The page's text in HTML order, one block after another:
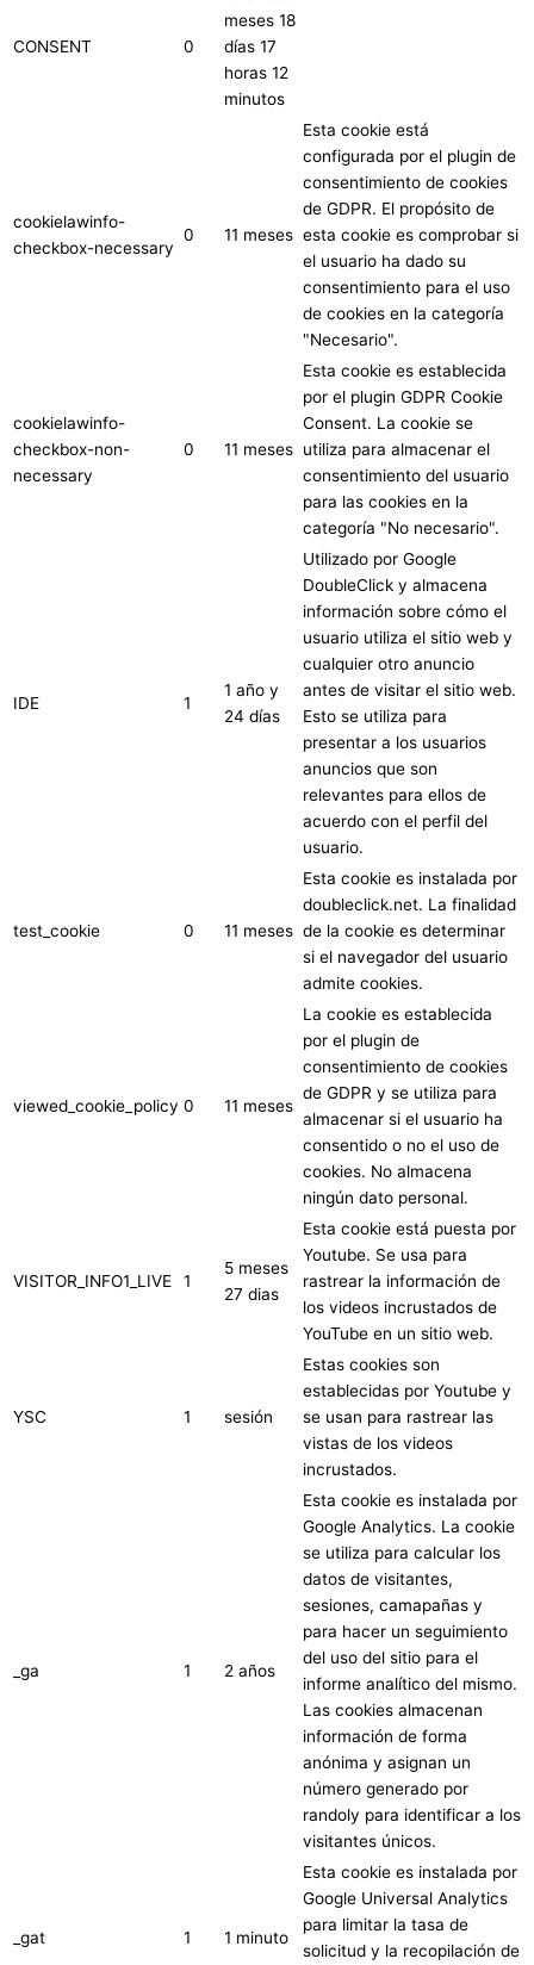
CONSENT 0
meses 18
días 17
horas 12
minutos
cookielawinfo-
checkbox-necessary
0 11 meses
Esta cookie está
configurada por el plugin de
consentimiento de cookies
de GDPR. El propósito de
esta cookie es comprobar si
el usuario ha dado su
consentimiento para el uso
de cookies en la categoría
"Necesario".
cookielawinfo-
checkbox-non-
necessary
0 11 meses
Esta cookie es establecida
por el plugin GDPR Cookie
Consent. La cookie se
utiliza para almacenar el
consentimiento del usuario
para las cookies en la
categoría "No necesario".
IDE 1
1 año y
24 días
Utilizado por Google
DoubleClick y almacena
información sobre cómo el
usuario utiliza el sitio web y
cualquier otro anuncio
antes de visitar el sitio web.
Esto se utiliza para
presentar a los usuarios
anuncios que son
relevantes para ellos de
acuerdo con el perfil del
usuario.
test_cookie 0 11 meses
Esta cookie es instalada por
doubleclick.net. La finalidad
de la cookie es determinar
si el navegador del usuario
admite cookies.
viewed_cookie_policy 0 11 meses
La cookie es establecida
por el plugin de
consentimiento de cookies
de GDPR y se utiliza para
almacenar si el usuario ha
consentido o no el uso de
cookies. No almacena
ningún dato personal.
VISITOR_INFO1_LIVE 1
5 meses
27 dias
Esta cookie está puesta por
Youtube. Se usa para
rastrear la información de
los videos incrustados de
YouTube en un sitio web.
YSC 1 sesión
Estas cookies son
establecidas por Youtube y
se usan para rastrear las
vistas de los videos
incrustados.
_ga 1 2 años
Esta cookie es instalada por
Google Analytics. La cookie
se utiliza para calcular los
datos de visitantes,
sesiones, camapañas y
para hacer un seguimiento
del uso del sitio para el
informe analítico del mismo.
Las cookies almacenan
información de forma
anónima y asignan un
número generado por
randoly para identificar a los
visitantes únicos.
_gat 1 1 minuto
Esta cookie es instalada por
Google Universal Analytics
para limitar la tasa de
solicitud y la recopilación de